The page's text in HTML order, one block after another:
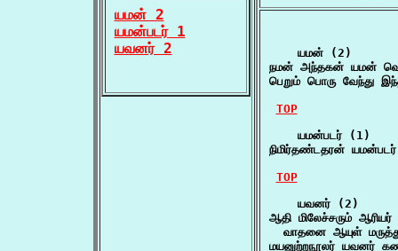
யமன் 2
யமன்படர் 1
யவனர் 2
    யமன் (2)
நமன் அந்தகன் யமன்
பெறும் பொரு வேந்து
TOP
    யமன்படர் (1)
நிமிர்தண்டதரன்
TOP
    யவனர் (2)
ஆதி மிலேச்சரும்
வாதனை ஆயுள்
மயனுற்றநூலர் யவனர்